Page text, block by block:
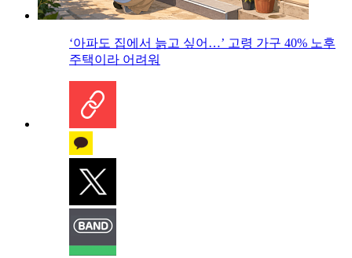
‘아파도 집에서 늙고 싶어…’ 고령 가구 40% 노후
주택이라 어려워